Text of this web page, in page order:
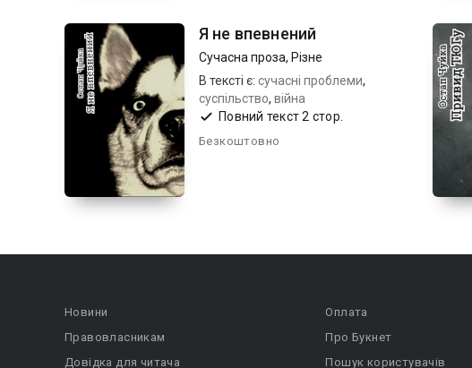
Я не впевнений
Сучасна проза, Різне
В тексті є: сучасні проблеми,
суспільство, війна
Повний текст 2 стор.
Безкоштовно
Новини
Правовласникам
Довідка для читача
Оплата
Про Букнет
Пошук користувачів